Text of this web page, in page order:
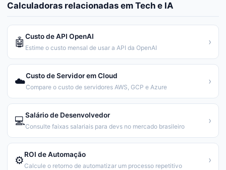
Calculadoras relacionadas em Tech e IA
🤖 Custo de API OpenAI
Estime o custo mensal de usar a API da OpenAI
›
☁️Custo de Servidor em Cloud
Compare o custo de servidores AWS, GCP e Azure
›
💻Salário de Desenvolvedor
Consulte faixas salariais para devs no mercado brasileiro
›
⚙️ROI de Automação
Calcule o retorno de automatizar um processo repetitivo
›